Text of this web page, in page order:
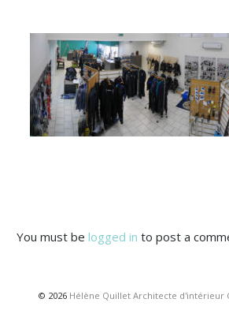
You must belogged in to post a
© 2026 Hélène Quillet Architecte d'intérieur